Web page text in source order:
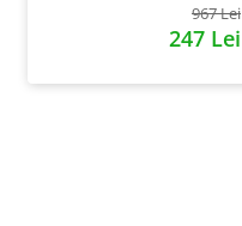
967 Lei
247 Lei